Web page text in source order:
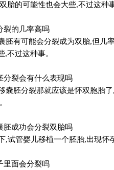
胎的可能性也会大些,不过这种
裂的几率高吗
有可能会分裂成为双胎,但几
,不过这种事。
分裂会有什么表现吗
胚分裂那就应该是怀双胞胎
胚成功会分裂双胎吗
试管婴儿移植一个胚胎,出现怀
里面会分裂吗